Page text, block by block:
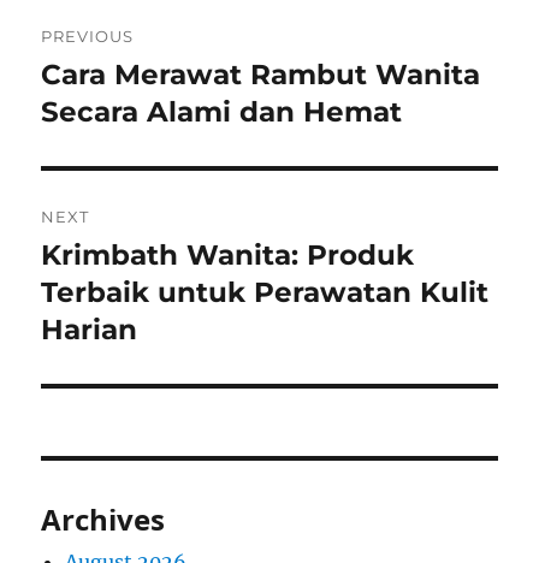
navigation
PREVIOUS
Previous
post:
Cara Merawat Rambut Wanita
Secara Alami dan Hemat
NEXT
Next
post:
Krimbath Wanita: Produk
Terbaik untuk Perawatan Kulit
Harian
Archives